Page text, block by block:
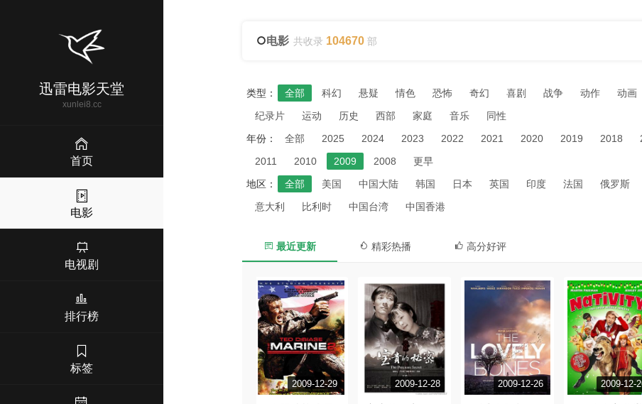
迅雷电影天堂
xunlei8.cc
首页
电影
电视剧
排行榜
标签
电影 共收录 104670 部
类型： 全部 科幻 悬疑 情色 恐怖 奇幻 喜剧 战争 动作 动画
纪录片
运动 历史 西部 家庭 音乐
同性
年份：
全部 2025 2024 2023 2022 2021 2020 2019 2018
2011
2010 2009 2008
更早
地区：
全部 美国 中国大陆 韩国 日本 英国 印度 法国 俄罗斯
意大利
比利时 中国台湾 中国香港
最近更新 精彩热播 高分好评
2009-12-29 2009-12-28 2009-12-26 2009-12-